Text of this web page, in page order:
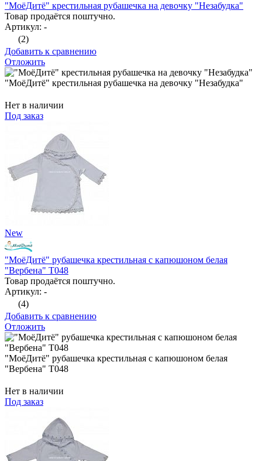
"МоёДитё" крестильная рубашечка на девочку "Незабудка"
Товар продаётся поштучно.
Артикул: -
(2)
Добавить к сравнению
Отложить
"МоёДитё" крестильная рубашечка на девочку "Незабудка"
Нет в наличии
Под заказ
New
"МоёДитё" рубашечка крестильная с капюшоном белая
"Вербена" Т048
Товар продаётся поштучно.
Артикул: -
(4)
Добавить к сравнению
Отложить
"МоёДитё" рубашечка крестильная с капюшоном белая
"Вербена" Т048
Нет в наличии
Под заказ